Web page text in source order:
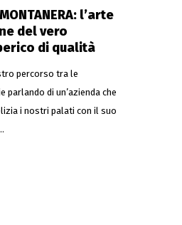
l’arte
del vero
di qualità
percorso tra le
parlando di un’azienda che
i nostri palati con il suo